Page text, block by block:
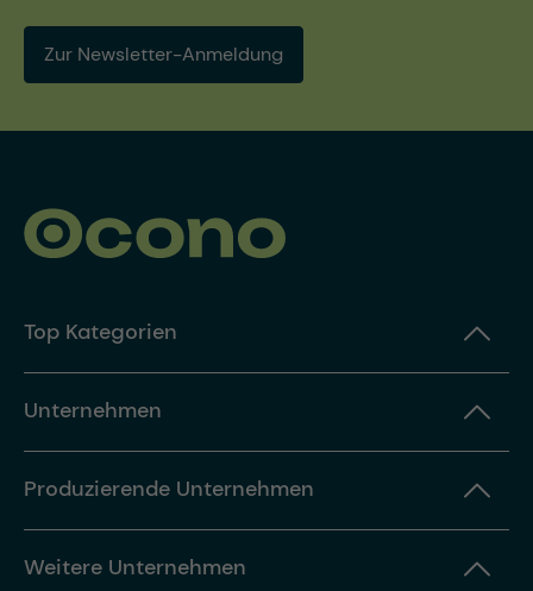
Zur Newsletter-Anmeldung
Top Kategorien
Unternehmen
Produzierende Unternehmen
Weitere Unternehmen